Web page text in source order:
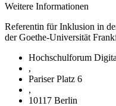
Weitere Informationen
Referentin für Inklusion in
der Goethe-Universität
Hochschulforum
,
Pariser Platz 6
,
10117 Berlin